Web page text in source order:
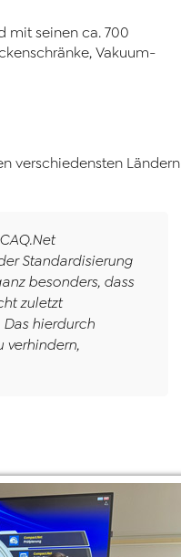
mit seinen ca. 700
Vakuum-
verschiedensten Ländern
CAQ.Net
Standardisierung
besonders, dass
zuletzt
hierdurch
verhindern,